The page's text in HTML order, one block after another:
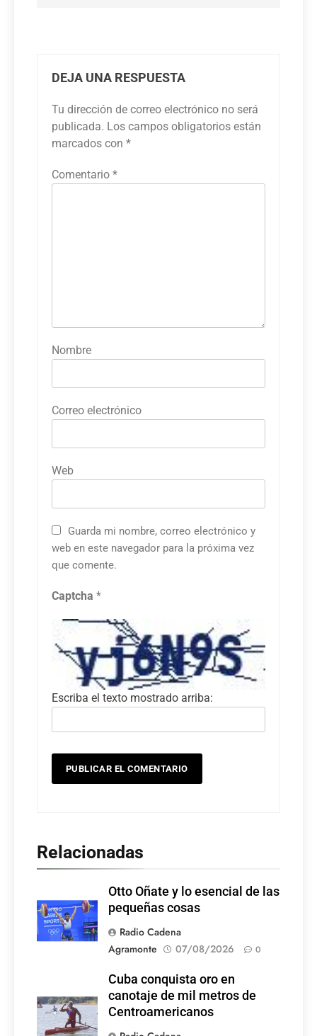
DEJA UNA RESPUESTA
Tu dirección de correo electrónico no será
publicada. Los campos obligatorios están
marcados con *
Comentario *
Nombre
Correo electrónico
Web
Guarda mi nombre, correo electrónico y
web en este navegador para la próxima vez
que comente.
Captcha *
Escriba el texto mostrado arriba:
Relacionadas
Otto Oñate y lo esencial de las
pequeñas cosas
Radio Cadena
Agramonte
07/08/2026 0
Cuba conquista oro en
canotaje de mil metros de
Centroamericanos